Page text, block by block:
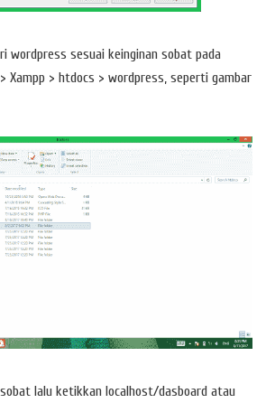
wordpress sesuai keinginan sobat pada
Xampp > htdocs > wordpress, seperti gambar
lalu ketikkan localhost/dasboard atau